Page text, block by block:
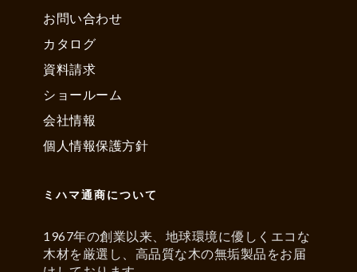
お問い合わせ
カタログ
資料請求
ショールーム
会社情報
個人情報保護方針
ミハマ通商について
1967年の創業以来、地球環境に優しくエコな
木材を厳選し、高品質な木の無垢製品をお届